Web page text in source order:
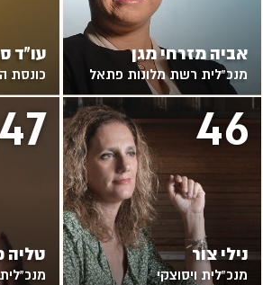
אביה מזרחי מגן
מנכ"לית רשת מלונות פתאל
עו"ד
כונסת
46
נילי צור
מנכ”לית ויסוצקי
טליה